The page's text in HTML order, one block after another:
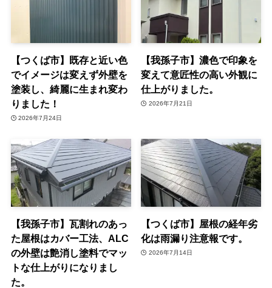
【つくば市】既存と近い色
でイメージは変えず外壁を
塗装し、綺麗に生まれ変わ
りました！
2026年7月24日
【我孫子市】濃色で印象を
変えて意匠性の高い外観に
仕上がりました。
2026年7月21日
【我孫子市】瓦割れのあっ
た屋根はカバー工法、ALC
の外壁は艶消し塗料でマッ
トな仕上がりになりまし
た。
【つくば市】屋根の経年劣
化は雨漏り注意報です。
2026年7月14日